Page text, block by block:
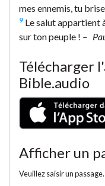
mes ennemis, tu
9 Le salut appartient
sur ton peuple ! –
Télécharger
Bible.audio
Afficher un
Veuillez saisir un passage.